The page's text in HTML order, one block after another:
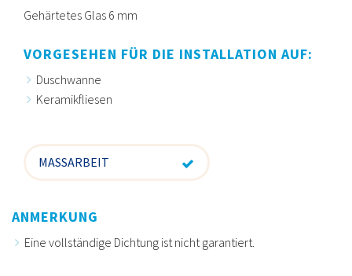
Gehärtetes Glas 6 mm
VORGESEHEN FÜR DIE INSTALLATION AUF:
Duschwanne
Keramikfliesen
MASSARBEIT
ANMERKUNG
Eine vollständige Dichtung ist nicht garantiert.